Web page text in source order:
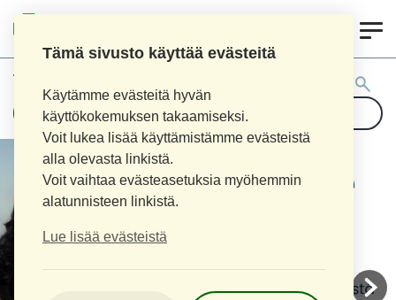
Tämä sivusto käyttää evästeitä
Käytämme evästeitä hyvän
käyttökokemuksen takaamiseksi.
Voit lukea lisää käyttämistämme evästeistä
alla olevasta linkistä.
Voit vaihtaa evästeasetuksia myöhemmin
alatunnisteen linkistä.
Lue lisää evästeistä
Tuotehaku: